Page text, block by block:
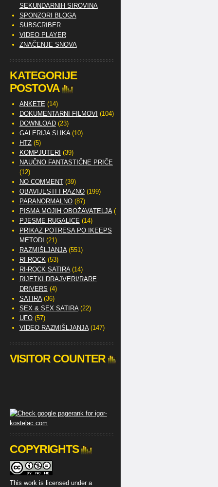
SEKUNDARNIH SIROVINA
SPONZORI BLOGA
SUBSCRIBER
VIDEO PLAYER
ZNAČENJE SNOVA
KATEGORIJE
POSTOVA
ANKETE (14)
DOKUMENTARNI FILMOVI (104)
DOWNLOAD(23)
GALERIJA SLIKA(10)
HTZ(5)
KOMPJUTERI (39)
NAUČNO FANTASTIČNE PRIČE
(12)
NO COMMENT(39)
OBAVIJESTI I RAZNO(199)
PARANORMALNO(87)
PISMA MOJIH OBOŽAVATELJA(2)
PJESME RUGALICE (14)
PRIKAZ POTRESA PO IKEEPS
METODI (21)
RAZMIŠLJANJA(551)
RI-ROCK(53)
RI-ROCK SATIRA(14)
RIJETKI DRAJVERI/RARE
DRIVERS (4)
SATIRA(36)
SEX & SEX SATIRA(22)
UFO(57)
VIDEO RAZMIŠLJANJA(147)
VISITOR COUNTER
COPYRIGHTS
This work is licensed under a